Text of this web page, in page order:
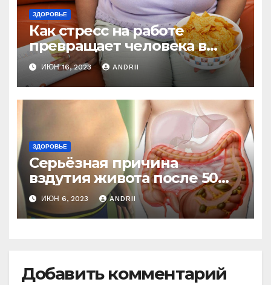
ЗДОРОВЬЕ
Как стресс на работе
превращает человека в
колобка! Так вот в чем дело!
ИЮН 16, 2023 ANDRII
ЗДОРОВЬЕ
Серьёзная причина
вздутия живота после 50
лет. Многие обращают на
это внимание, когда
становится поздно!
ИЮН 6, 2023 ANDRII
Добавить комментарий